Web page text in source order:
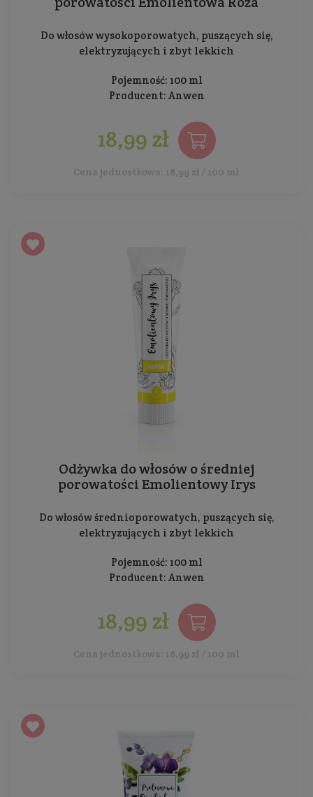
Do włosów wysokoporowatych, puszących się,
elektryzujących i zbyt lekkich
Pojemność: 100 ml
Producent: Anwen
18,99 zł
Cena jednostkowa: 18,99 zł / 100 ml
Odżywka do włosów o średniej
porowatości Emolientowy Irys
Do włosów średnioporowatych, puszących się,
elektryzujących i zbyt lekkich
Pojemność: 100 ml
Producent: Anwen
18,99 zł
Cena jednostkowa: 18,99 zł / 100 ml